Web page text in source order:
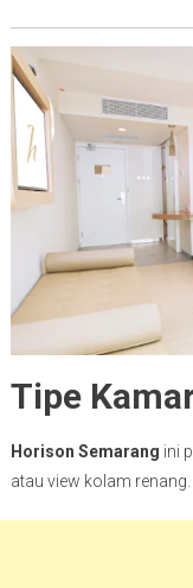
Tipe
Horison Semarang ini
atau view kolam